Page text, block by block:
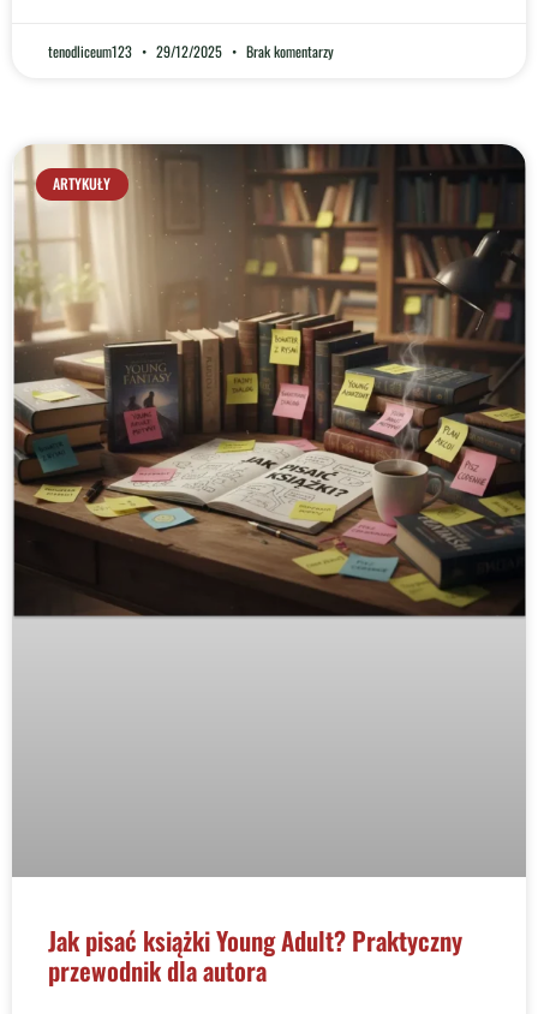
tenodliceum123 29/12/2025 Brak komentarzy
ARTYKUŁY
Jak pisać książki Young Adult? Praktyczny
przewodnik dla autora